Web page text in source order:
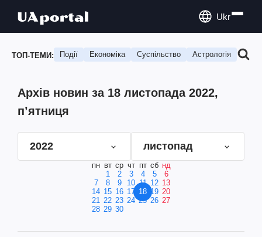
Ukr
ТОП-ТЕМИ: Події Економіка Суспільство Астрологія
Архів новин за 18 листопада 2022,
п’ятниця
2022 листопад
пн вт ср чт пт сб нд
1
2 3 4 5
6
7
8 9 10 11 12 13
14 15 16 17 18 19 20
21 22 23 24 25 26 27
28 29 30